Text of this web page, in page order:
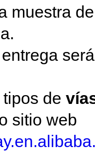
muestra
de
sitio web